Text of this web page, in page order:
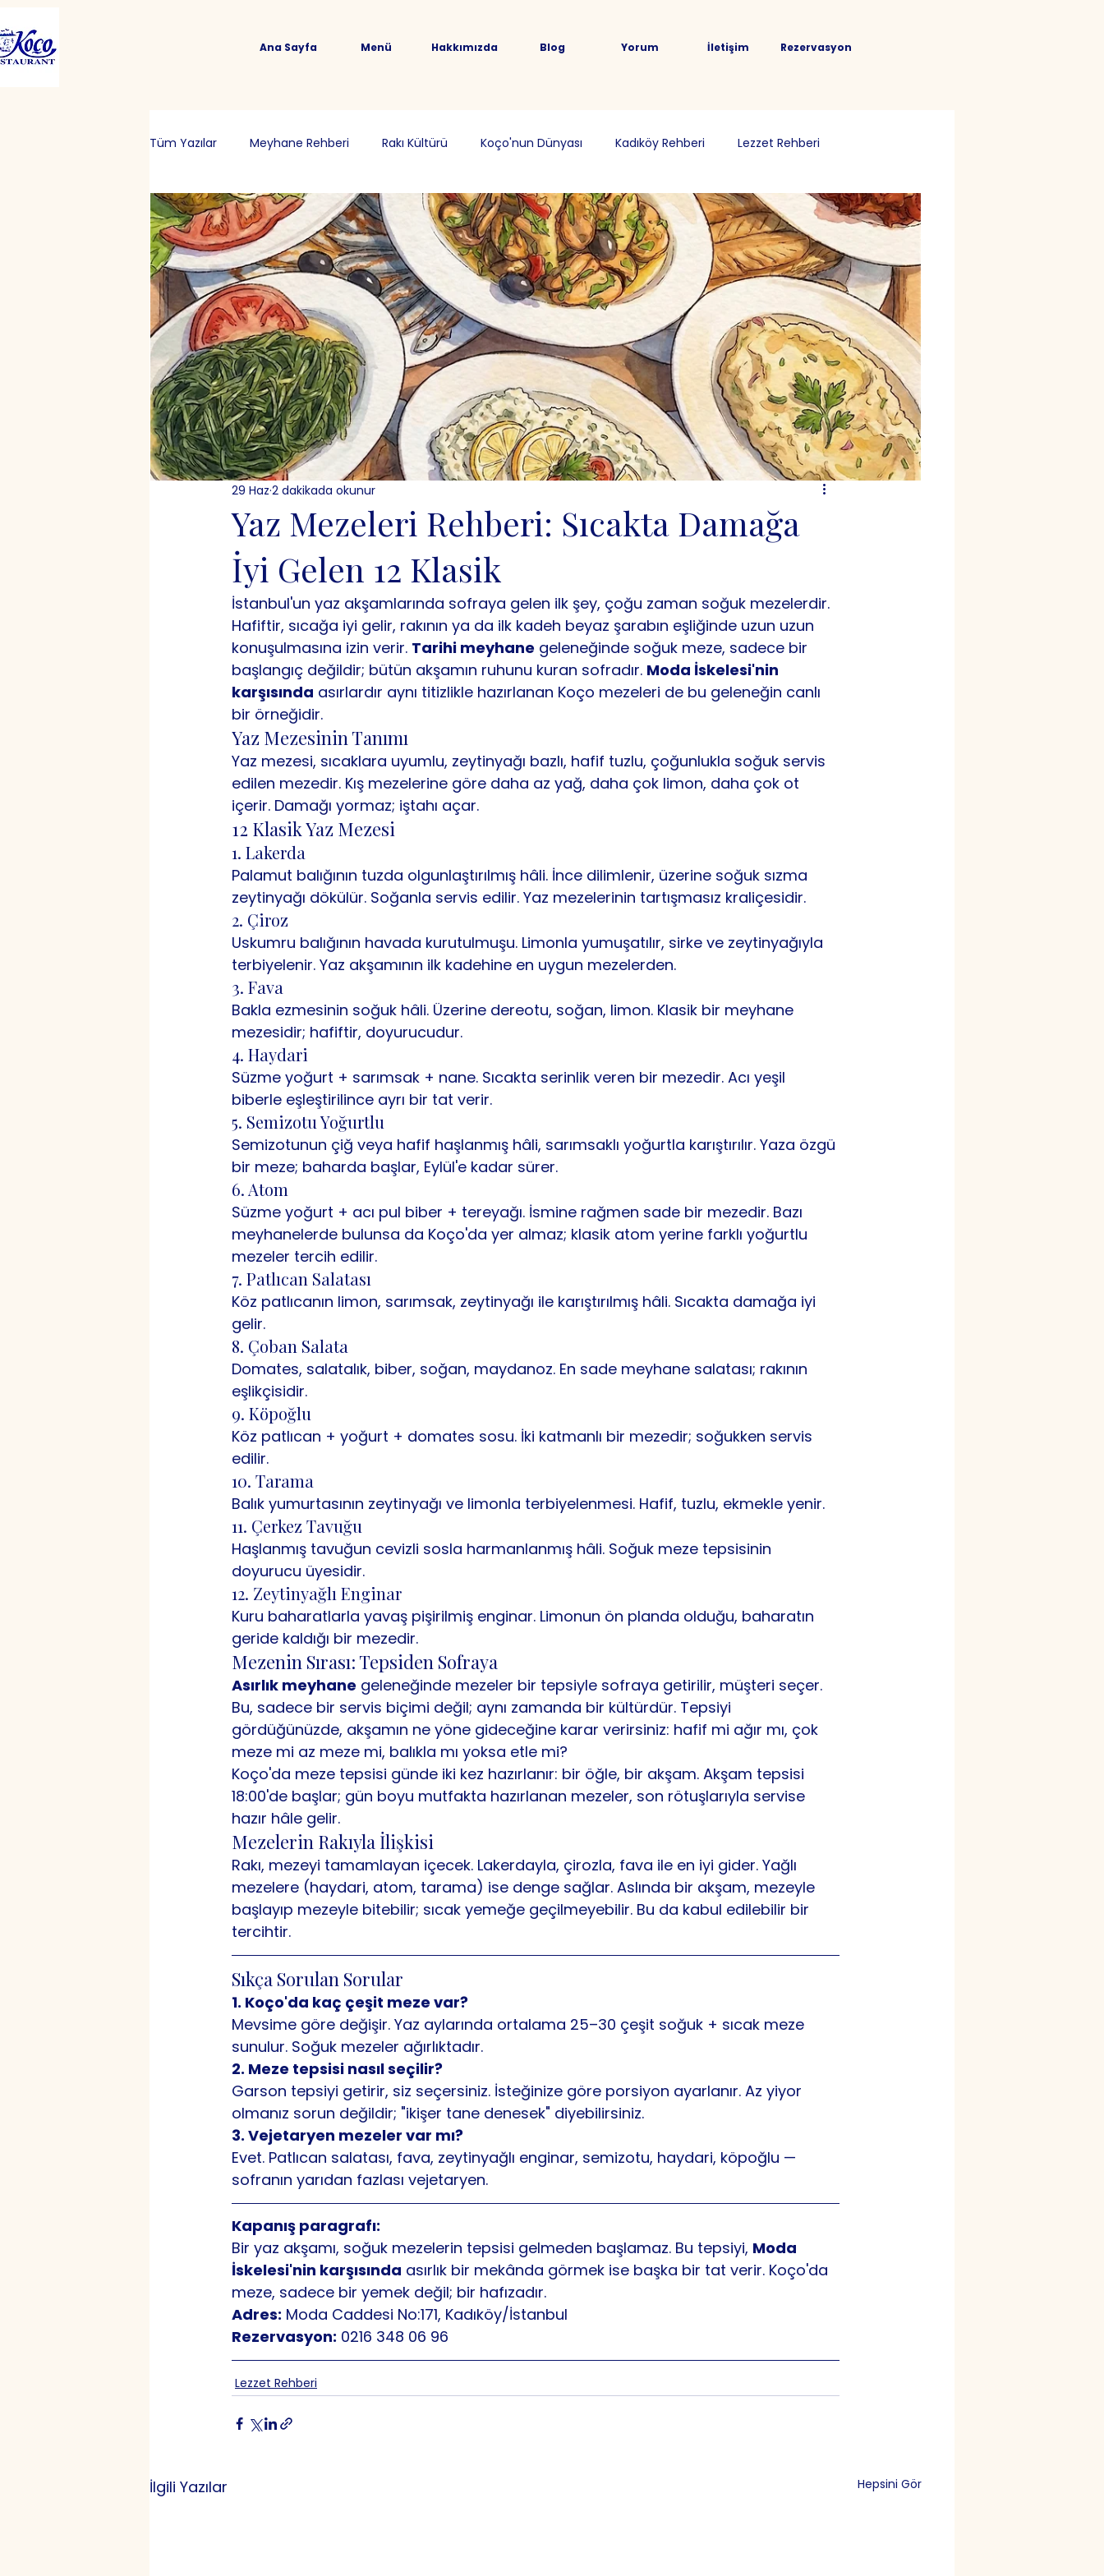
Ana Sayfa Menü Hakkımızda Blog Yorum İletişim Rezervasyon
Tüm Yazılar Meyhane Rehberi Rakı Kültürü Koço'nun Dünyası Kadıköy Rehberi Lezzet Rehberi
Yaz Mezeleri Rehberi: Sıcakta Damağa
İyi Gelen 12 Klasik
29 Haz 2 dakikada okunur
İstanbul'un yaz akşamlarında sofraya gelen ilk şey, çoğu zaman soğuk mezelerdir.
Hafiftir, sıcağa iyi gelir, rakının ya da ilk kadeh beyaz şarabın eşliğinde uzun uzun
konuşulmasına izin verir. Tarihi meyhane geleneğinde soğuk meze, sadece bir
başlangıç değildir; bütün akşamın ruhunu kuran sofradır. Moda İskelesi'nin
karşısında asırlardır aynı titizlikle hazırlanan Koço mezeleri de bu geleneğin canlı
bir örneğidir.
Yaz Mezesinin Tanımı
Yaz mezesi, sıcaklara uyumlu, zeytinyağı bazlı, hafif tuzlu, çoğunlukla soğuk servis
edilen mezedir. Kış mezelerine göre daha az yağ, daha çok limon, daha çok ot
içerir. Damağı yormaz; iştahı açar.
12 Klasik Yaz Mezesi
1. Lakerda
Palamut balığının tuzda olgunlaştırılmış hâli. İnce dilimlenir, üzerine soğuk sızma
zeytinyağı dökülür. Soğanla servis edilir. Yaz mezelerinin tartışmasız kraliçesidir.
2. Çiroz
Uskumru balığının havada kurutulmuşu. Limonla yumuşatılır, sirke ve zeytinyağıyla
terbiyelenir. Yaz akşamının ilk kadehine en uygun mezelerden.
3. Fava
Bakla ezmesinin soğuk hâli. Üzerine dereotu, soğan, limon. Klasik bir meyhane
mezesidir; hafiftir, doyurucudur.
4. Haydari
Süzme yoğurt + sarımsak + nane. Sıcakta serinlik veren bir mezedir. Acı yeşil
biberle eşleştirilince ayrı bir tat verir.
5. Semizotu Yoğurtlu
Semizotunun çiğ veya hafif haşlanmış hâli, sarımsaklı yoğurtla karıştırılır. Yaza özgü
bir meze; baharda başlar, Eylül'e kadar sürer.
6. Atom
Süzme yoğurt + acı pul biber + tereyağı. İsmine rağmen sade bir mezedir. Bazı
meyhanelerde bulunsa da Koço'da yer almaz; klasik atom yerine farklı yoğurtlu
mezeler tercih edilir.
7. Patlıcan Salatası
Köz patlıcanın limon, sarımsak, zeytinyağı ile karıştırılmış hâli. Sıcakta damağa iyi
gelir.
8. Çoban Salata
Domates, salatalık, biber, soğan, maydanoz. En sade meyhane salatası; rakının
eşlikçisidir.
9. Köpoğlu
Köz patlıcan + yoğurt + domates sosu. İki katmanlı bir mezedir; soğukken servis
edilir.
10. Tarama
Balık yumurtasının zeytinyağı ve limonla terbiyelenmesi. Hafif, tuzlu, ekmekle yenir.
11. Çerkez Tavuğu
Haşlanmış tavuğun cevizli sosla harmanlanmış hâli. Soğuk meze tepsisinin
doyurucu üyesidir.
12. Zeytinyağlı Enginar
Kuru baharatlarla yavaş pişirilmiş enginar. Limonun ön planda olduğu, baharatın
geride kaldığı bir mezedir.
Mezenin Sırası: Tepsiden Sofraya
Asırlık meyhane geleneğinde mezeler bir tepsiyle sofraya getirilir, müşteri seçer.
Bu, sadece bir servis biçimi değil; aynı zamanda bir kültürdür. Tepsiyi
gördüğünüzde, akşamın ne yöne gideceğine karar verirsiniz: hafif mi ağır mı, çok
meze mi az meze mi, balıkla mı yoksa etle mi?
Koço'da meze tepsisi günde iki kez hazırlanır: bir öğle, bir akşam. Akşam tepsisi
18:00'de başlar; gün boyu mutfakta hazırlanan mezeler, son rötuşlarıyla servise
hazır hâle gelir.
Mezelerin Rakıyla İlişkisi
Rakı, mezeyi tamamlayan içecek. Lakerdayla, çirozla, fava ile en iyi gider. Yağlı
mezelere (haydari, atom, tarama) ise denge sağlar. Aslında bir akşam, mezeyle
başlayıp mezeyle bitebilir; sıcak yemeğe geçilmeyebilir. Bu da kabul edilebilir bir
tercihtir.
Sıkça Sorulan Sorular
1. Koço'da kaç çeşit meze var?
Mevsime göre değişir. Yaz aylarında ortalama 25–30 çeşit soğuk + sıcak meze
sunulur. Soğuk mezeler ağırlıktadır.
2. Meze tepsisi nasıl seçilir?
Garson tepsiyi getirir, siz seçersiniz. İsteğinize göre porsiyon ayarlanır. Az yiyor
olmanız sorun değildir; "ikişer tane denesek" diyebilirsiniz.
3. Vejetaryen mezeler var mı?
Evet. Patlıcan salatası, fava, zeytinyağlı enginar, semizotu, haydari, köpoğlu —
sofranın yarıdan fazlası vejetaryen.
Kapanış paragrafı:
Bir yaz akşamı, soğuk mezelerin tepsisi gelmeden başlamaz. Bu tepsiyi, Moda
İskelesi'nin karşısında asırlık bir mekânda görmek ise başka bir tat verir. Koço'da
meze, sadece bir yemek değil; bir hafızadır.
Adres: Moda Caddesi No:171, Kadıköy/İstanbul
Rezervasyon: 0216 348 06 96
Lezzet Rehberi
İlgili Yazılar Hepsini Gör